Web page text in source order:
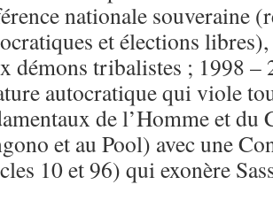
nationale souveraine
et élections
démons tribalistes ; 1998 –
autocratique qui viole
de l’Homme et du
et au Pool) avec une
10 et 96) qui exonère